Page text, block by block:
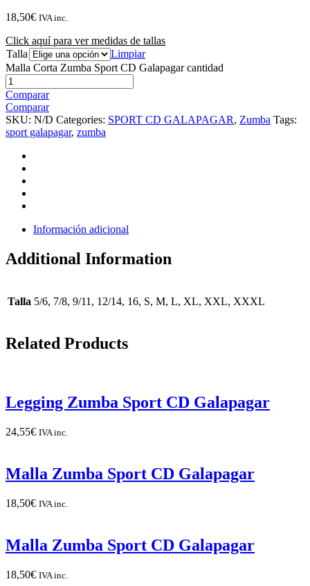
18,50€ IVA inc.
Click aquí para ver medidas de tallas
Talla
Limpiar
Malla Corta Zumba Sport CD Galapagar cantidad
Comparar
Comparar
SKU: N/D Categories: SPORT CD GALAPAGAR, Zumba Tags:
sport galapagar, zumba
Información adicional
Additional Information
Talla 5/6, 7/8, 9/11, 12/14, 16, S, M, L, XL, XXL, XXXL
Related Products
Legging Zumba Sport CD Galapagar
24,55€ IVA inc.
Malla Zumba Sport CD Galapagar
18,50€ IVA inc.
Malla Zumba Sport CD Galapagar
18,50€ IVA inc.